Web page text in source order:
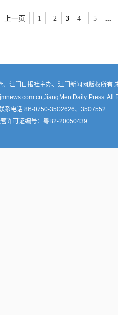
上一页 1 2 3 4 5 ...
、江门日报社主办、江门新闻网版权所有
Daily Press. All
系电话:86-0750-3502626、3507552
许可证编号： 粤B2-20050439